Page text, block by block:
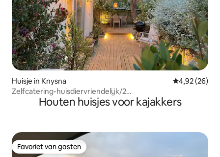
Huisje in Knysna Gemiddelde
4,92 (26)
Zelfcatering-huisdiervriendelijk/2
slaapkamers/airco/braai
Houten huisjes voor kajakkers
Favoriet van gasten
Favoriet van gasten